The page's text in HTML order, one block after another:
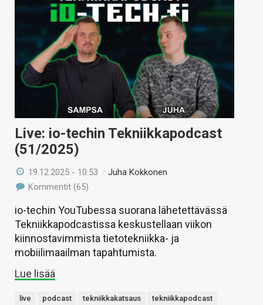
Live: io-techin Tekniikkapodcast
(51/2025)
19.12.2025 - 10:53 /Juha Kokkonen
Kommentit (65)
io-techin YouTubessa suorana lähetettävässä
Tekniikkapodcastissa keskustellaan viikon
kiinnostavimmista tietotekniikka- ja
mobiilimaailman tapahtumista.
Lue lisää
live podcast tekniikkakatsaus
tekniikkapodcast